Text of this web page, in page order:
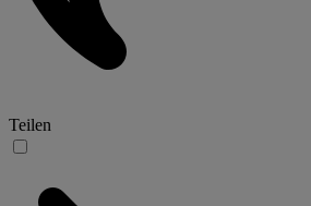
Teilen